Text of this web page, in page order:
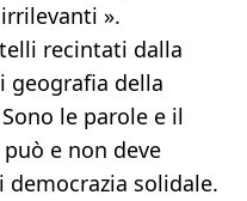
».
recintati dalla
geografia della
le parole e il
e non deve
democrazia solidale.